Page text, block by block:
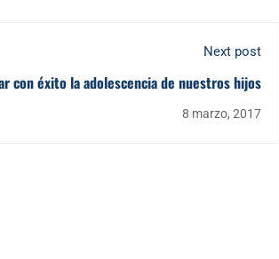
Next post
con éxito la adolescencia de nuestros hijos
8 marzo, 2017